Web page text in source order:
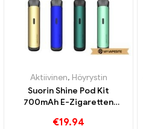
Aktiivinen, Höyrystin
Suorin Shine Pod Kit
700mAh E-Zigaretten
€19.94